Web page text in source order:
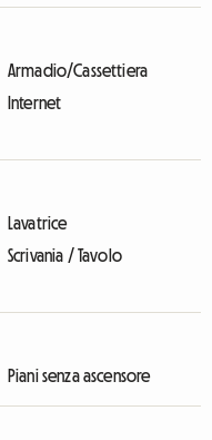
Armadio/Cassettiera
Internet
Lavatrice
Scrivania / Tavolo
Piani senza ascensore